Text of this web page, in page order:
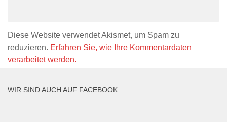
Diese Website verwendet Akismet, um Spam zu
reduzieren. Erfahren Sie, wie Ihre Kommentardaten
verarbeitet werden.
WIR SIND AUCH AUF FACEBOOK: